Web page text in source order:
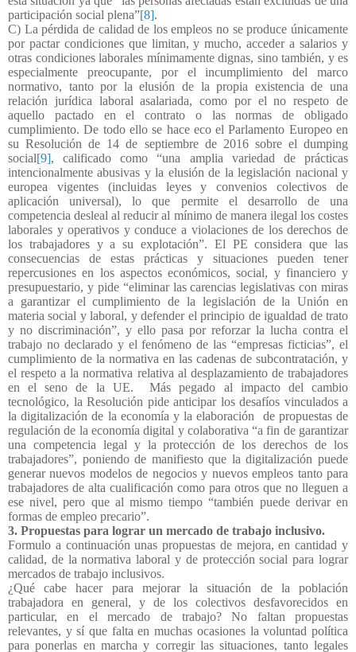
participación social plena”[8].
C) La pérdida de calidad de los empleos no se produce únicamente
por pactar condiciones que limitan, y mucho, acceder a salarios y
otras condiciones laborales mínimamente dignas, sino también, y es
especialmente preocupante, por el incumplimiento del marco
normativo, tanto por la elusión de la propia existencia de una
relación jurídica laboral asalariada, como por el no respeto de
aquello pactado en el contrato o las normas de obligado
cumplimiento. De todo ello se hace eco el Parlamento Europeo en
su Resolución de 14 de septiembre de 2016 sobre el dumping
social[9], calificado como “una amplia variedad de prácticas
intencionalmente abusivas y la elusión de la legislación nacional y
europea vigentes (incluidas leyes y convenios colectivos de
aplicación universal), lo que permite el desarrollo de una
competencia desleal al reducir al mínimo de manera ilegal los costes
laborales y operativos y conduce a violaciones de los derechos de
los trabajadores y a su explotación”. El PE considera que las
consecuencias de estas prácticas y situaciones pueden tener
repercusiones en los aspectos económicos, social, y financiero y
presupuestario, y pide “eliminar las carencias legislativas con miras
a garantizar el cumplimiento de la legislación de la Unión en
materia social y laboral, y defender el principio de igualdad de trato
y no discriminación”, y ello pasa por reforzar la lucha contra el
trabajo no declarado y el fenómeno de las “empresas ficticias”, el
cumplimiento de la normativa en las cadenas de subcontratación, y
el respeto a la normativa relativa al desplazamiento de trabajadores
en el seno de la UE.
Más pegado al impacto del cambio
tecnológico, la Resolución pide anticipar los desafíos vinculados a
la digitalización de la economía y la elaboración
de propuestas de
regulación de la economía digital y colaborativa “a fin de garantizar
una competencia legal y la protección de los derechos de los
trabajadores”, poniendo de manifiesto que la digitalización puede
generar nuevos modelos de negocios y nuevos empleos tanto para
trabajadores de alta cualificación como para otros que no lleguen a
ese nivel, pero que al mismo tiempo “también puede derivar en
formas de empleo precario”.
3. Propuestas para lograr un mercado de trabajo inclusivo.
Formulo a continuación unas propuestas de mejora, en cantidad y
calidad, de la normativa laboral y de protección social para lograr
mercados de trabajo inclusivos.
¿Qué cabe hacer para mejorar la situación de la población
trabajadora en general, y de los colectivos desfavorecidos en
particular, en el mercado de trabajo? No faltan propuestas
relevantes, y sí que falta en muchas ocasiones la voluntad política
para ponerlas en marcha y corregir las situaciones, tanto legales